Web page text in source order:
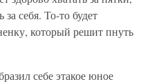
себя. То-то будет
который решит пнуть
себе этакое юное